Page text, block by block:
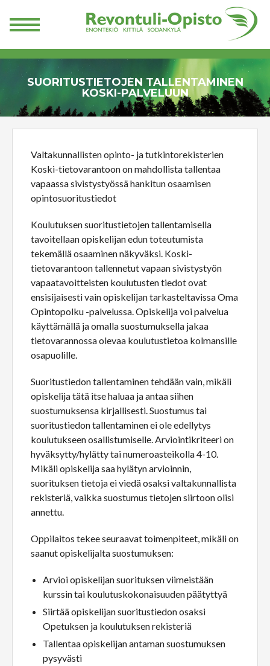
SUORITUSTIETOJEN TALLENTAMINEN
KOSKI-PALVELUUN
Valtakunnallisten opinto- ja tutkintorekisterien
Koski-tietovarantoon on mahdollista tallentaa
vapaassa sivistystyössä hankitun osaamisen
opintosuoritustiedot
Koulutuksen suoritustietojen tallentamisella
tavoitellaan opiskelijan edun toteutumista
tekemällä osaaminen näkyväksi. Koski-
tietovarantoon tallennetut vapaan sivistystyön
vapaatavoitteisten koulutusten tiedot ovat
ensisijaisesti vain opiskelijan tarkasteltavissa Oma
Opintopolku -palvelussa. Opiskelija voi palvelua
käyttämällä ja omalla suostumuksella jakaa
tietovarannossa olevaa koulutustietoa kolmansille
osapuolille.
Suoritustiedon tallentaminen tehdään vain, mikäli
opiskelija tätä itse haluaa ja antaa siihen
suostumuksensa kirjallisesti. Suostumus tai
suoritustiedon tallentaminen ei ole edellytys
koulutukseen osallistumiselle. Arviointikriteeri on
hyväksytty/hylätty tai numeroasteikolla 4-10.
Mikäli opiskelija saa hylätyn arvioinnin,
suorituksen tietoja ei viedä osaksi valtakunnallista
rekisteriä, vaikka suostumus tietojen siirtoon olisi
annettu.
Oppilaitos tekee seuraavat toimenpiteet, mikäli on
saanut opiskelijalta suostumuksen:
Arvioi opiskelijan suorituksen viimeistään
kurssin tai koulutuskokonaisuuden päätyttyä
Siirtää opiskelijan suoritustiedon osaksi
Opetuksen ja koulutuksen rekisteriä
Tallentaa opiskelijan antaman suostumuksen
pysyvästi